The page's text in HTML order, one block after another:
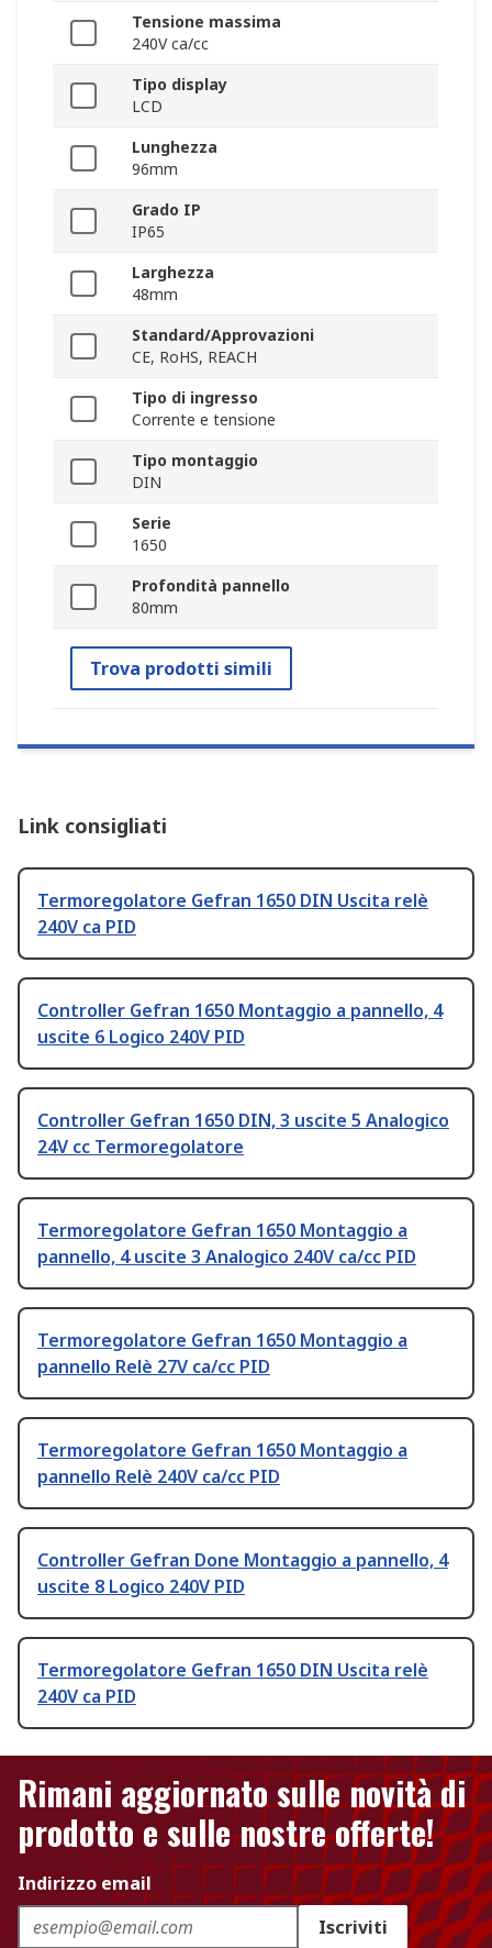
Tensione massima
240V ca/cc
Tipo display
LCD
Lunghezza
96mm
Grado IP
IP65
Larghezza
48mm
Standard/Approvazioni
CE, RoHS, REACH
Tipo di ingresso
Corrente e tensione
Tipo montaggio
DIN
Serie
1650
Profondità pannello
80mm
Trova prodotti simili
Link consigliati
Termoregolatore Gefran 1650 DIN Uscita relè
240V ca PID
Controller Gefran 1650 Montaggio a pannello, 4
uscite 6 Logico 240V PID
Controller Gefran 1650 DIN, 3 uscite 5 Analogico
24V cc Termoregolatore
Termoregolatore Gefran 1650 Montaggio a
pannello, 4 uscite 3 Analogico 240V ca/cc PID
Termoregolatore Gefran 1650 Montaggio a
pannello Relè 27V ca/cc PID
Termoregolatore Gefran 1650 Montaggio a
pannello Relè 240V ca/cc PID
Controller Gefran Done Montaggio a pannello, 4
uscite 8 Logico 240V PID
Termoregolatore Gefran 1650 DIN Uscita relè
240V ca PID
Rimani aggiornato sulle novità di
prodotto e sulle nostre offerte!
Indirizzo email
Iscriviti